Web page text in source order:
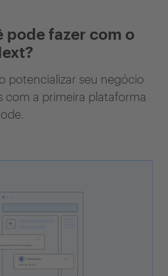
pode fazer com o
potencializar seu negócio
com a primeira plataforma